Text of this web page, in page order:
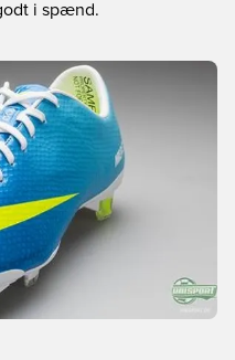
i spænd.